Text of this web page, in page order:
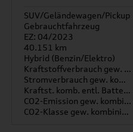
SUV/Geländewagen/Pickup
Gebrauchtfahrzeug
EZ: 04/2023
40.151 km
Hybrid (Benzin/Elektro)
Kraftstoffverbrauch gew. kombiniert
Stromverbrauch gew. kombiniert
Kraftst. komb. entl. Batterie
CO2-Emission gew. kombiniert
CO2-Klasse gew. kombiniert